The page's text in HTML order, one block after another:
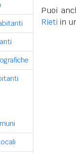
Puoi
Rieti in